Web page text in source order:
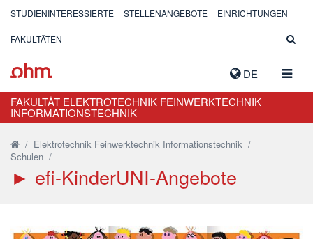
DE
STUDIENINTERESSIERTE STELLENANGEBOTE EINRICHTUNGEN
FAKULTÄTEN
FAKULTÄT ELEKTROTECHNIK FEINWERKTECHNIK
INFORMATIONSTECHNIK
/ Elektrotechnik Feinwerktechnik Informationstechnik /
Schulen /
► efi-KinderUNI-Angebote